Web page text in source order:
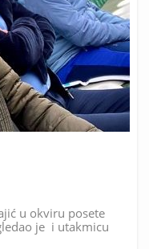
u okviru posete
je i utakmicu